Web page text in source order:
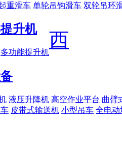
重滑车 单轮吊钩滑车 双轮吊环
提升机
多功能提升机
液压升降机 高空作业平台 曲臂
皮带式输送机 小型吊车 全电动
西